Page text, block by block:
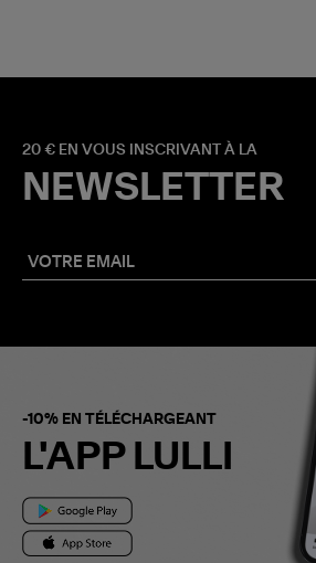
20 € EN VOUS INSCRIVANT À LA
NEWSLETTER
-10% EN TÉLÉCHARGEANT
L'APP LULLI